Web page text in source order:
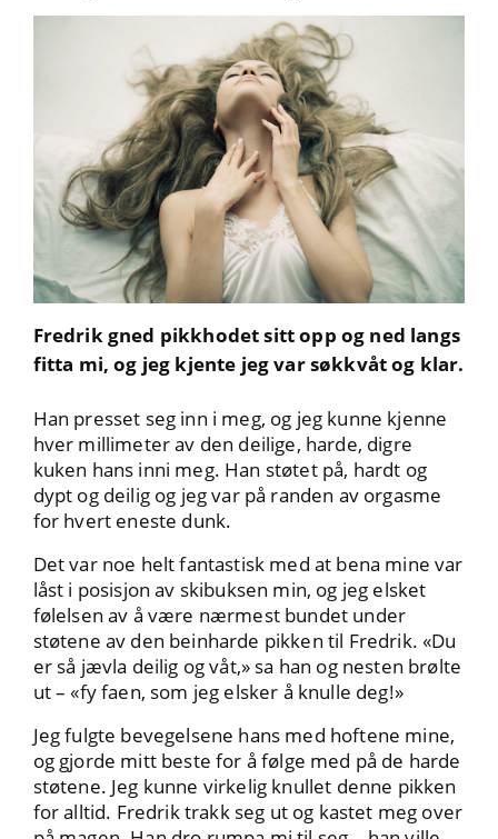
Fredrik gned pikkhodet sitt opp og ned langs
fitta mi, og jeg kjente jeg var søkkvåt og klar.
Han presset seg inn i meg, og jeg kunne kjenne
hver millimeter av den deilige, harde, digre
kuken hans inni meg. Han støtet på, hardt og
dypt og deilig og jeg var på randen av orgasme
for hvert eneste dunk.
Det var noe helt fantastisk med at bena mine var
låst i posisjon av skibuksen min, og jeg elsket
følelsen av å være nærmest bundet under
støtene av den beinharde pikken til Fredrik. «Du
er så jævla deilig og våt,» sa han og nesten brølte
ut – «fy faen, som jeg elsker å knulle deg!»
Jeg fulgte bevegelsene hans med hoftene mine,
og gjorde mitt beste for å følge med på de harde
støtene. Jeg kunne virkelig knullet denne pikken
for alltid. Fredrik trakk seg ut og kastet meg over